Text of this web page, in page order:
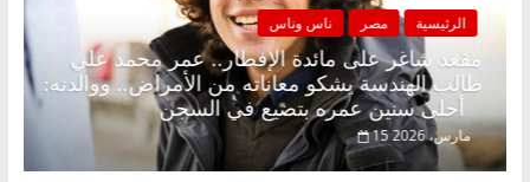
الرئيسية مصر ناس وناس
مقعد شاغر على مائدة الإفطار.. عمر محمد علي
طالب الهندسة يشكو معاناته من الأمراض.. ووالدته:
أحلى سنين عمره بتضيع في السجن
15 مارس، 2026